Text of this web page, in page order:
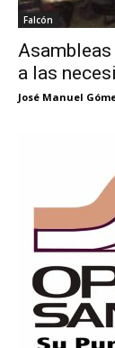
Falcón
a las
José Manuel